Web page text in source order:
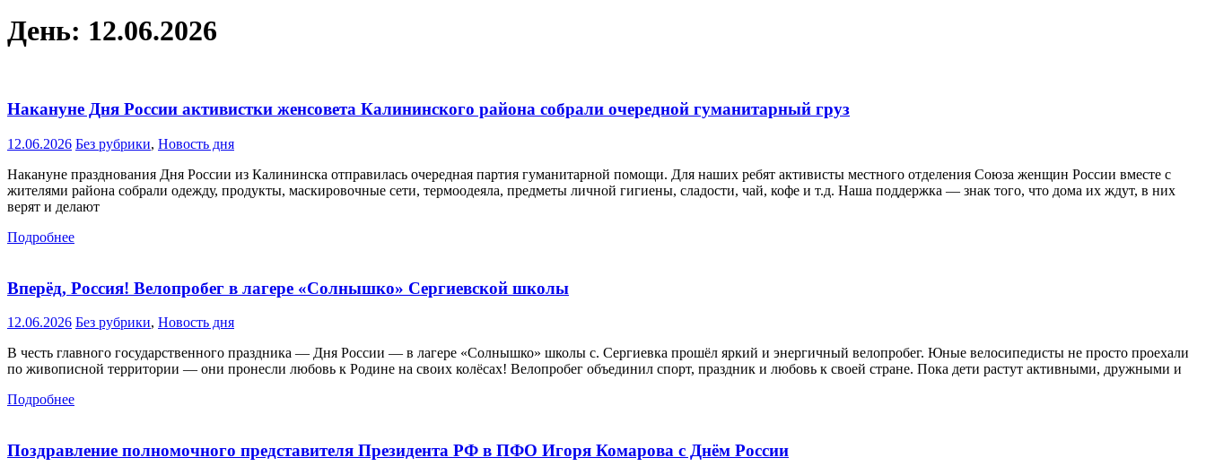
День: 12.06.2026
Накануне Дня России активистки женсовета Калининского района собрали очередной гуманитарный груз
12.06.2026 Без рубрики, Новость дня
Накануне празднования Дня России из Калининска отправилась очередная партия гуманитарной помощи. Для наших ребят активисты местного отделения Союза женщин России вместе с
жителями района собрали одежду, продукты, маскировочные сети, термоодеяла, предметы личной гигиены, сладости, чай, кофе и т.д. Наша поддержка — знак того, что дома их ждут, в них
верят и делают
Подробнее
Вперёд, Россия! Велопробег в лагере «Солнышко» Сергиевской школы
12.06.2026 Без рубрики, Новость дня
В честь главного государственного праздника — Дня России — в лагере «Солнышко» школы с. Сергиевка прошёл яркий и энергичный велопробег. Юные велосипедисты не просто проехали
по живописной территории — они пронесли любовь к Родине на своих колёсах! Велопробег объединил спорт, праздник и любовь к своей стране. Пока дети растут активными, дружными и
Подробнее
Поздравление полномочного представителя Президента РФ в ПФО Игоря Комарова с Днём России